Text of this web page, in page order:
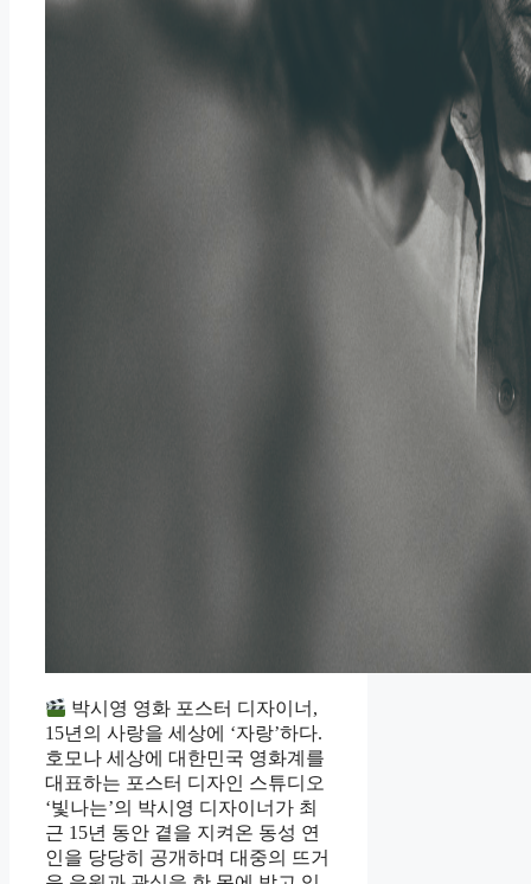
박시영 영화 포스터 디자이너,
15년의 사랑을 세상에 ‘자랑’하다.
호모나 세상에 대한민국 영화계를
대표하는 포스터 디자인 스튜디오
‘빛나는’의 박시영 디자이너가 최
근 15년 동안 곁을 지켜온 동성 연
인을 당당히 공개하며 대중의 뜨거